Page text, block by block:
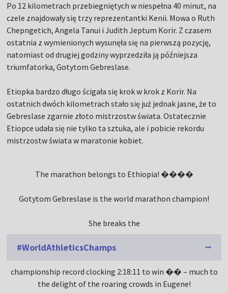
Po 12 kilometrach przebiegniętych w niespełna 40 minut, na
czele znajdowały się trzy reprezentantki Kenii. Mowa o Ruth
Chepngetich, Angela Tanui i Judith Jeptum Korir. Z czasem
ostatnia z wymienionych wysunęła się na pierwszą pozycję,
natomiast od drugiej godziny wyprzedziła ją późniejsza
triumfatorka, Gotytom Gebreslase.
Etiopka bardzo długo ścigała się krok w krok z Korir. Na
ostatnich dwóch kilometrach stało się już jednak jasne, że to
Gebreslase zgarnie złoto mistrzostw świata. Ostatecznie
Etiopce udała się nie tylko ta sztuka, ale i pobicie rekordu
mistrzostw świata w maratonie kobiet.
The marathon belongs to Ethiopia! ����
Gotytom Gebreslase is the world marathon champion!
She breaks the
#WorldAthleticsChamps
championship record clocking 2:18:11 to win �� – much to
the delight of the roaring crowds in Eugene!